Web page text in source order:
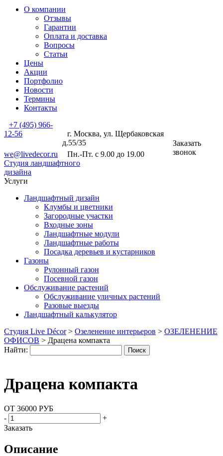
О компании
Отзывы
Гарантии
Оплата и доставка
Вопросы
Статьи
Цены
Акции
Портфолио
Новости
Термины
Контакты
+7 (495) 966-
12-56
we@livedecor.ru
г. Москва, ул. Щербаковская
д.55/35
Пн.-Пт. с 9.00 до 19.00
Заказать
звонок
Студия ландшафтного
дизайна
Услуги
Ландшафтный дизайн
Клумбы и цветники
Загородные участки
Входные зоны
Ландшафтные модули
Ландшафтные работы
Посадка деревьев и кустарников
Газоны
Рулонный газон
Посевной газон
Обслуживание растений
Обслуживание уличных растений
Разовые выезды
Ландшафтный калькулятор
Студия Live Décor> Озеленение интерьеров > ОЗЕЛЕНЕНИЕ
ОФИСОВ > Драцена компакта
Найти:
Драцена компакта
ОТ 36000 РУБ
-
+
Заказать
Описание